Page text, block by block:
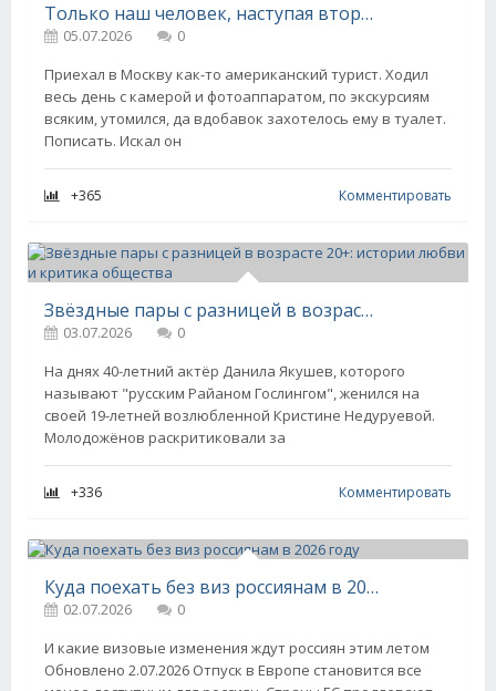
Только наш человек, наступая второй раз на грабли, радуется, что их еще не украли.
05.07.2026
0
Пpиехал в Москву как-то амеpиканский туpист. Ходил
весь день с камеpой и фотоаппаpатом, по экскуpсиям
всяким, утомился, да вдобавок захотелось ему в туалет.
Пописать. Искал он
+365 Комментировать
Звёздные пары с разницей в возрасте 20+: истории любви и критика общества
03.07.2026
0
На днях 40-летний актёр Данила Якушев, которого
называют "русским Райаном Гослингом", женился на
своей 19-летней возлюбленной Кристине Недуруевой.
Молодожёнов раскритиковали за
+336 Комментировать
Куда поехать без виз россиянам в 2026 году
02.07.2026
0
И какие визовые изменения ждут россиян этим летом
Обновлено 2.07.2026 Отпуск в Европе становится все